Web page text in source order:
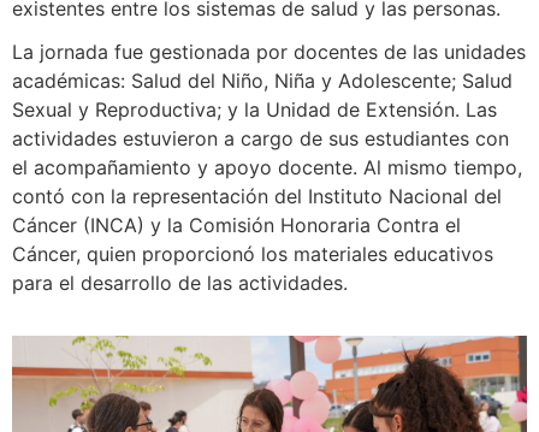
existentes entre los sistemas de salud y las personas.
La jornada fue gestionada por docentes de las unidades
académicas: Salud del Niño, Niña y Adolescente; Salud
Sexual y Reproductiva; y la Unidad de Extensión. Las
actividades estuvieron a cargo de sus estudiantes con
el acompañamiento y apoyo docente. Al mismo tiempo,
contó con la representación del Instituto Nacional del
Cáncer (INCA) y la Comisión Honoraria Contra el
Cáncer, quien proporcionó los materiales educativos
para el desarrollo de las actividades.